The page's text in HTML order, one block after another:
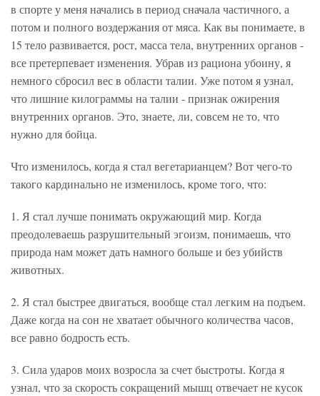
в спорте у меня начались в период сначала частичного, а
потом и полного воздержания от мяса. Как вы понимаете, в
15 тело развивается, рост, масса тела, внутренних органов -
все претерпевает изменения. Убрав из рациона убоину, я
немного сбросил вес в области талии. Уже потом я узнал,
что лишние килограммы на талии - признак ожирения
внутренних органов. Это, знаете, ли, совсем не то, что
нужно для бойца.
Что изменилось, когда я стал вегетарианцем? Вот чего-то
такого кардинально не изменилось, кроме того, что:
1. Я стал лучше понимать окружающий мир. Когда
преодолеваешь разрушительный эгоизм, понимаешь, что
природа нам может дать намного больше и без убийств
животных.
2. Я стал быстрее двигаться, вообще стал легким на подъем.
Даже когда на сон не хватает обычного количества часов,
все равно бодрость есть.
3. Сила ударов моих возросла за счет быстроты. Когда я
узнал, что за скорость сокращений мышц отвечает не кусок